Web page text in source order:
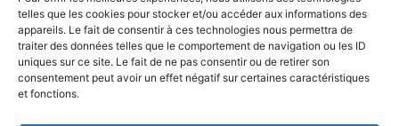
telles que les cookies pour stocker et/ou accéder aux informations des
appareils. Le fait de consentir à ces technologies nous permettra de
traiter des données telles que le comportement de navigation ou les ID
uniques sur ce site. Le fait de ne pas consentir ou de retirer son
consentement peut avoir un effet négatif sur certaines caractéristiques
et fonctions.